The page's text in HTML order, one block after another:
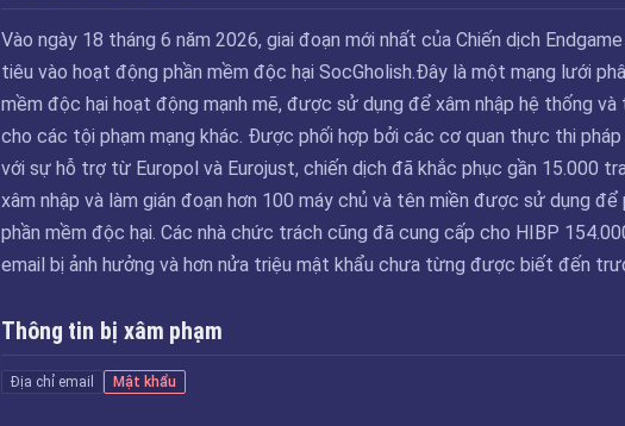
Vào ngày 18 tháng 6 năm 2026, giai đoạn mới nhất của Chiến dịch
tiêu vào hoạt động phần mềm độc hại SocGholish.Đây là một mạng lưới
mềm độc hại hoạt động mạnh mẽ, được sử dụng để xâm nhập hệ thống và
cho các tội phạm mạng khác. Được phối hợp bởi các cơ quan thực thi
với sự hỗ trợ từ Europol và Eurojust, chiến dịch đã khắc phục gần 15.000
xâm nhập và làm gián đoạn hơn 100 máy chủ và tên miền được sử dụng để
phần mềm độc hại. Các nhà chức trách cũng đã cung cấp cho HIBP
email bị ảnh hưởng và hơn nửa triệu mật khẩu chưa từng được biết đến
Thông tin bị xâm phạm
Địa chỉ email Mật khẩu